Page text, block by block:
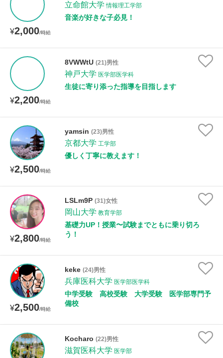
¥2,000/時給
立命館大学 情報理工学部
音楽が好きな子必見！
¥2,200/時給
8VWWtU (21)男性
神戸大学 医学部医学科
生徒に寄り添った指導を目指します
¥2,500/時給
yamsin (23)男性
京都大学 工学部
優しく丁寧に教えます！
¥2,800/時給
LSLm9P (31)女性
岡山大学 教育学部
基礎力UP！授業〜試験までともに乗り切ろ
う！
¥2,500/時給
keke (24)男性
兵庫医科大学 医学部医学科
中学受験 高校受験 大学受験 医学部専門予
備校
Kocharo (22)男性
滋賀医科大学 医学部